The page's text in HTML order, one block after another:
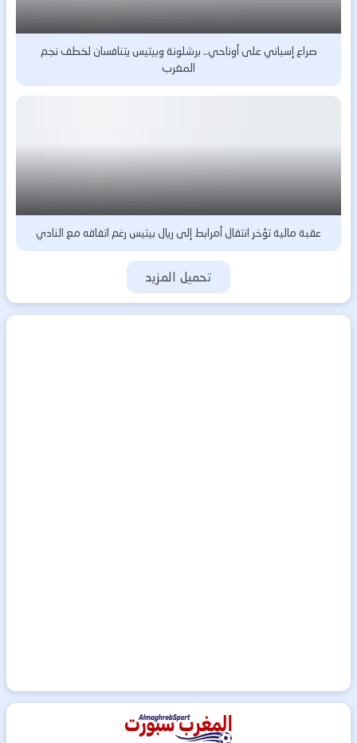
صراع إسباني على أوناحي.. برشلونة وبيتيس يتنافسان لخطف نجم
المغرب
عقبة مالية تؤخر انتقال أمرابط إلى ريال بيتيس رغم اتفاقه مع النادي
تحميل المزيد